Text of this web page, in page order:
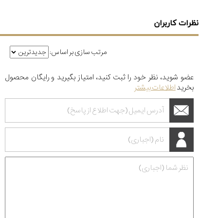
نظرات کاربران
مرتب سازی بر اساس:
عضو شوید، نظر خود را ثبت کنید، امتیاز بگیرید و رایگان محصول
بخریداطلاعات بیشتر